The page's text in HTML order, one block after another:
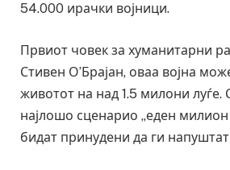
54.000 ирачки војници.
Првиот човек за хуманитарни
Стивен О’Брајан, оваа војна
животот на над 1.5 милони луѓе.
најлошо сценарио „еден
бидат принудени да ги